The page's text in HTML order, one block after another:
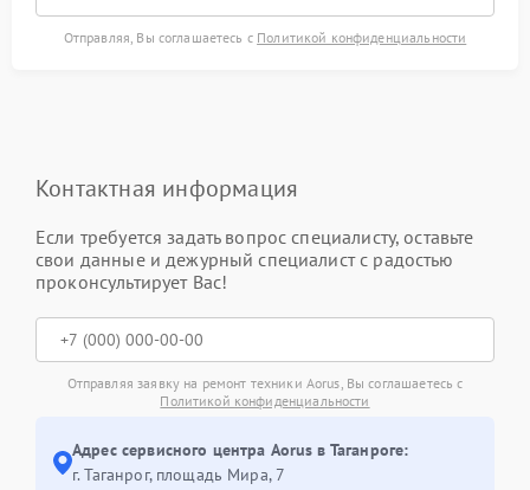
Отправляя, Вы соглашаетесь с Политикой конфиденциальности
Контактная информация
Если требуется задать вопрос специалисту, оставьте
свои данные и дежурный специалист с радостью
проконсультирует Вас!
Отправляя заявку на ремонт техники Aorus, Вы соглашаетесь с
Политикой конфиденциальности
Адрес сервисного центра Aorus в Таганроге:
г. Таганрог, площадь Мира, 7